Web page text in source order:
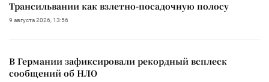
Трансильвании как взлетно-посадочную полосу
9 августа 2026, 13:56
В Германии зафиксировали рекордный всплеск
сообщений об НЛО